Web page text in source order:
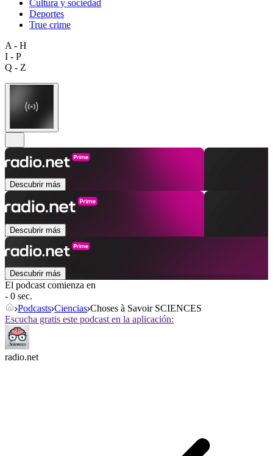
Cultura y sociedad
Deportes
True crime
A - H
I - P
Q - Z
Descubrir más
Descubrir más
Descubrir más
El podcast comienza en
- 0 sec.
Podcasts Ciencias Choses à Savoir SCIENCES
Escucha gratis este podcast en la aplicación:
radio.net